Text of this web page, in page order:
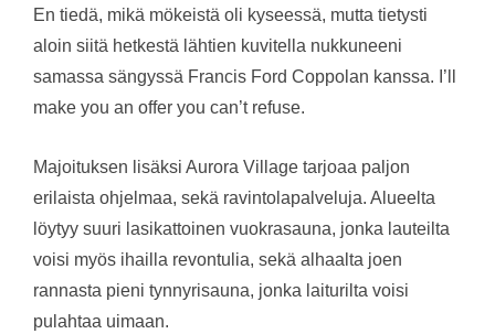
En tiedä, mikä mökeistä oli kyseessä, mutta tietysti
aloin siitä hetkestä lähtien kuvitella nukkuneeni
samassa sängyssä Francis Ford Coppolan kanssa. I’ll
make you an offer you can’t refuse.
Majoituksen lisäksi Aurora Village tarjoaa paljon
erilaista ohjelmaa, sekä ravintolapalveluja. Alueelta
löytyy suuri lasikattoinen vuokrasauna, jonka lauteilta
voisi myös ihailla revontulia, sekä alhaalta joen
rannasta pieni tynnyrisauna, jonka laiturilta voisi
pulahtaa uimaan.